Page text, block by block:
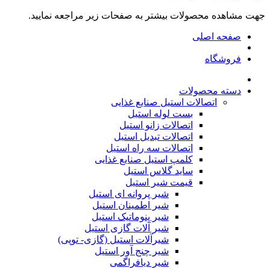
جهت مشاهده محصولات بیشتر به صفحات زیر مراجعه نمایید.
صفحه اصلی
فروشگاه
دسته محصولات
اتصالات استیل صنایع غذایی
بست لوله استیل
اتصالات زانو استیل
اتصالات تبدیل استیل
اتصالات سه راه استیل
کلمپ استیل صنایع غذایی
ساید گلاس استیل
قیمت شیر استیل
شیر پروانه ای استیل
شیر اطمینان استیل
شیر پنوماتیک استیل
شیر آلات گازی استیل
شیرآلات استیل (گازی- توپی)
شیر چنج آور استیل
شیر دیافراگمی